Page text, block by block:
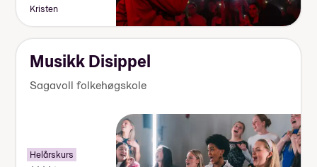
Kristen
Musikk Disippel
Sagavoll folkehøgskole
Helårskurs